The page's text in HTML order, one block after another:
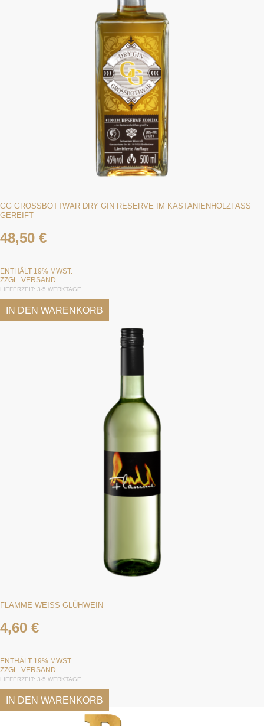
GG GROSSBOTTWAR DRY GIN RESERVE IM KASTANIENHOLZFASS G
EREIFT
48,50 €
ENTHÄLT 19% MWST.
ZZGL. VERSAND
LIEFERZEIT: 3-5 WERKTAGE
IN DEN WARENKORB
FLAMME WEISS GLÜHWEIN
4,60 €
ENTHÄLT 19% MWST.
ZZGL. VERSAND
LIEFERZEIT: 3-5 WERKTAGE
IN DEN WARENKORB